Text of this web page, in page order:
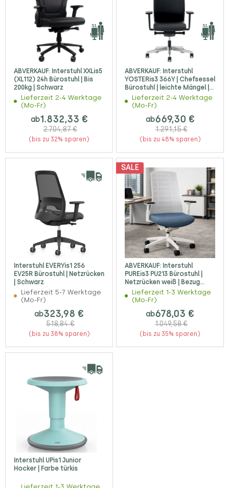
ABVERKAUF: Interstuhl XXLis5
(XL112) 24h Bürostuhl | Bis
200kg | Schwarz
Lieferzeit 2-4 Werktage
(Mo-Fr)
ab1.832,33 €
2.704,87 €
(bis zu 32% sparen)
ABVERKAUF: Interstuhl
YOSTERis3 366Y | Chefsessel
Bürostuhl | leichte Mängel |
Leder schwarz
Lieferzeit 2-4 Werktage
(Mo-Fr)
ab669,30 €
1.291,15 €
(bis zu 48% sparen)
Interstuhl EVERYis1 256
EV25R Bürostuhl | Netzrücken
| Schwarz
Lieferzeit 5-7 Werktage
(Mo-Fr)
ab323,98 €
518,84 €
(bis zu 38% sparen)
SALE
ABVERKAUF: Interstuhl
PUREis3 PU213 Bürostuhl |
Netzrücken weiß | Bezug
blaugrau | 4D-Armlehnen
Lieferzeit 1-3 Werktage
(Mo-Fr)
ab678,03 €
1.049,58 €
(bis zu 35% sparen)
Interstuhl UPis1 Junior
Hocker | Farbe türkis